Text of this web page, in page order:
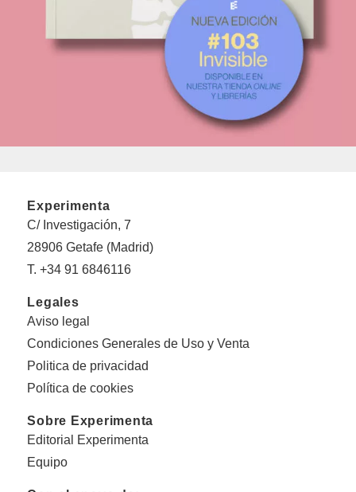
Experimenta
C/ Investigación, 7
28906 Getafe (Madrid)
T. +34 91 6846116
Legales
Aviso legal
Condiciones Generales de Uso y Venta
Politica de privacidad
Política de cookies
Sobre Experimenta
Editorial Experimenta
Equipo